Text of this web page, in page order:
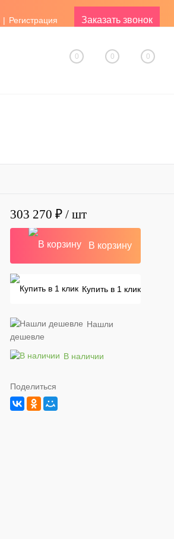
Регистрация Заказать звонок
0 0 0
303 270 ₽ / шт
В корзину
Купить в 1 клик
Нашли
дешевле
В наличии
Поделиться